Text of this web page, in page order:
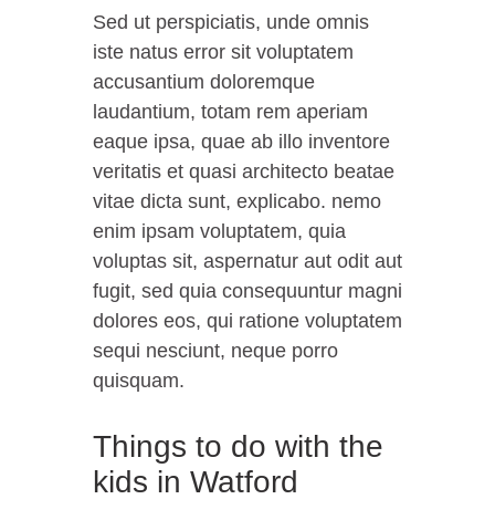
Sed ut perspiciatis, unde omnis
iste natus error sit voluptatem
accusantium doloremque
laudantium, totam rem aperiam
eaque ipsa, quae ab illo inventore
veritatis et quasi architecto beatae
vitae dicta sunt, explicabo. nemo
enim ipsam voluptatem, quia
voluptas sit, aspernatur aut odit aut
fugit, sed quia consequuntur magni
dolores eos, qui ratione voluptatem
sequi nesciunt, neque porro
quisquam.
Things to do with the
kids in Watford